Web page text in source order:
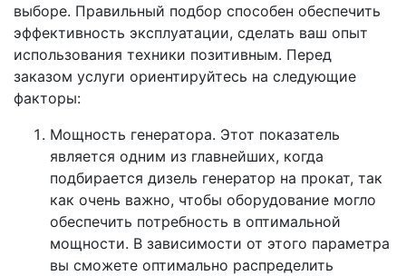
выборе. Правильный подбор способен обеспечить
эффективность эксплуатации, сделать ваш опыт
использования техники позитивным. Перед
заказом услуги ориентируйтесь на следующие
факторы:
Мощность генератора. Этот показатель
является одним из главнейших, когда
подбирается дизель генератор на прокат, так
как очень важно, чтобы оборудование могло
обеспечить потребность в оптимальной
мощности. В зависимости от этого параметра
вы сможете оптимально распределить